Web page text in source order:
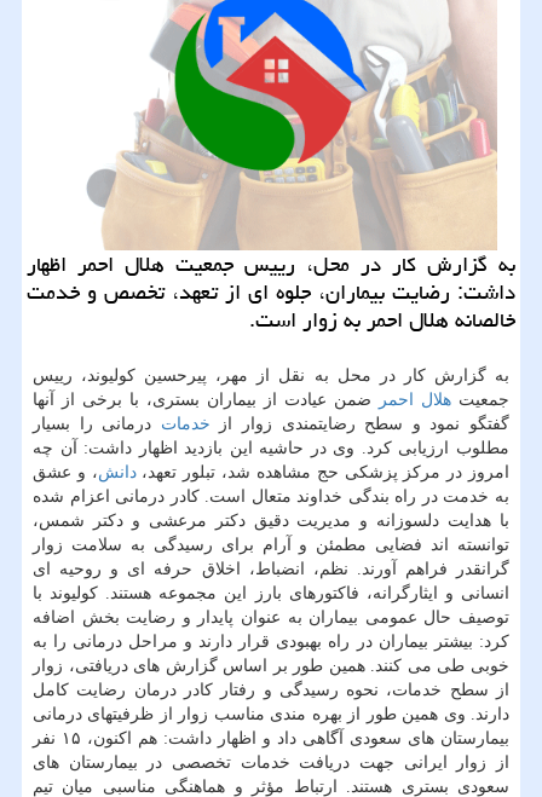
به گزارش کار در محل، رییس جمعیت هلال احمر اظهار
داشت: رضایت بیماران، جلوه ای از تعهد، تخصص و خدمت
خالصانه هلال احمر به زوار است.
به گزارش کار در محل به نقل از مهر، پیرحسین کولیوند، رییس
جمعیت هلال احمر
ضمن عیادت از بیماران بستری، با برخی از آنها
گفتگو نمود و سطح رضایتمندی زوار از خدمات درمانی را بسیار
مطلوب ارزیابی کرد. وی در حاشیه این بازدید اظهار داشت: آن چه
امروز در مرکز پزشکی حج مشاهده شد، تبلور تعهد،دانش، و عشق
به خدمت در راه بندگی خداوند متعال است. کادر درمانی اعزام شده
با هدایت دلسوزانه و مدیریت دقیق دکتر مرعشی و دکتر شمس،
توانسته اند فضایی مطمئن و آرام برای رسیدگی به سلامت زوار
گرانقدر فراهم آورند. نظم، انضباط، اخلاق حرفه ای و روحیه ای
انسانی و ایثارگرانه، فاکتورهای بارز این مجموعه هستند. کولیوند با
توصیف حال عمومی بیماران به عنوان پایدار و رضایت بخش اضافه
کرد: بیشتر بیماران در راه بهبودی قرار دارند و مراحل درمانی را به
خوبی طی می کنند. همین طور بر اساس گزارش های دریافتی، زوار
از سطح خدمات، نحوه رسیدگی و رفتار کادر درمان رضایت کامل
دارند. وی همین طور از بهره مندی مناسب زوار از ظرفیتهای درمانی
بیمارستان های سعودی آگاهی داد و اظهار داشت: هم اکنون، ۱۵ نفر
از زوار ایرانی جهت دریافت خدمات تخصصی در بیمارستان های
سعودی بستری هستند. ارتباط مؤثر و هماهنگی مناسبی میان تیم